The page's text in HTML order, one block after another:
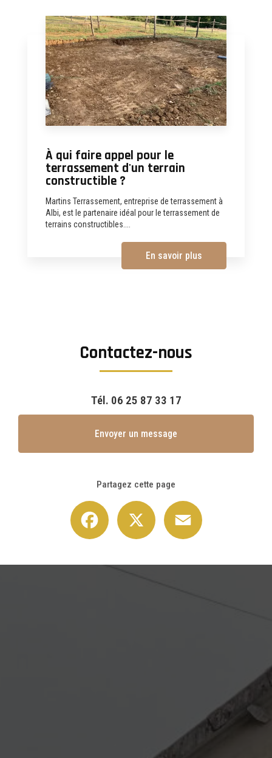
À qui faire appel pour le
terrassement d'un terrain
constructible ?
Martins Terrassement, entreprise de terrassement à
Albi, est le partenaire idéal pour le terrassement de
terrains constructibles....
En savoir plus
Contactez-nous
Tél. 06 25 87 33 17
Envoyer un message
Partagez cette page
Facebook